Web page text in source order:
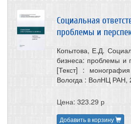
Социальная
проблемы и
Копытова, Е.Д.
бизнеса: проблемы и
[Текст] :
Вологда : ВолНЦ РАН,
Цена: 323.29 р
Добавить в корзину